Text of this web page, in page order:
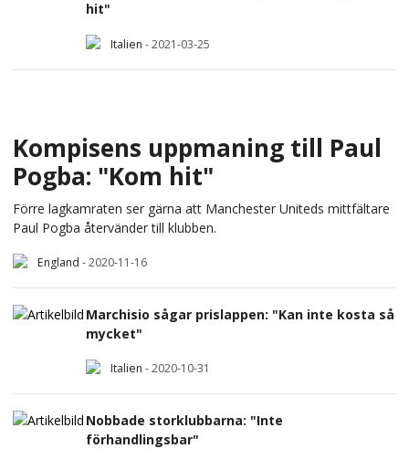
hit"
Italien -2021-03-25
Kompisens uppmaning till Paul
Pogba: "Kom hit"
Förre lagkamraten ser gärna att Manchester Uniteds mittfältare
Paul Pogba återvänder till klubben.
England -2020-11-16
Marchisio sågar prislappen: "Kan inte kosta så
mycket"
Italien -2020-10-31
Nobbade storklubbarna: "Inte
förhandlingsbar"